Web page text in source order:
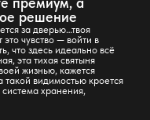
решение
за дверью…твоя
чувство — войти в
что здесь идеально всё
эта тихая святыня
жизнью, кажется
такой видимостью кроется
хранения,